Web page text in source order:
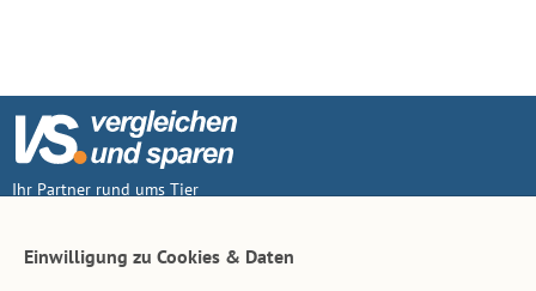
Ihr Partner rund ums Tier
Einwilligung zu Cookies & Daten